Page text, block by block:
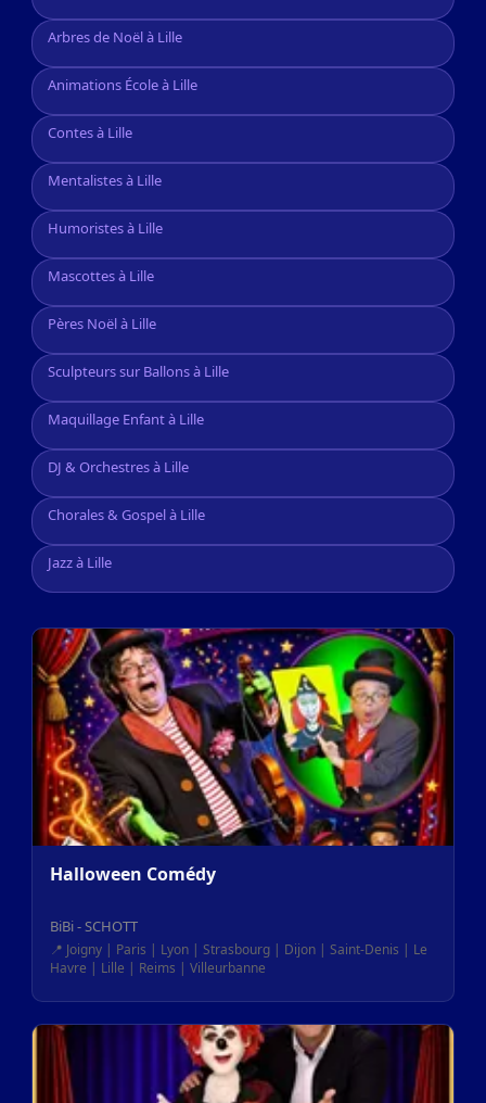
Arbres de Noël à Lille
Animations École à Lille
Contes à Lille
Mentalistes à Lille
Humoristes à Lille
Mascottes à Lille
Pères Noël à Lille
Sculpteurs sur Ballons à Lille
Maquillage Enfant à Lille
DJ & Orchestres à Lille
Chorales & Gospel à Lille
Jazz à Lille
Halloween Comédy
BiBi - SCHOTT
📍 Joigny | Paris | Lyon | Strasbourg | Dijon | Saint-Denis | Le
Havre | Lille | Reims | Villeurbanne